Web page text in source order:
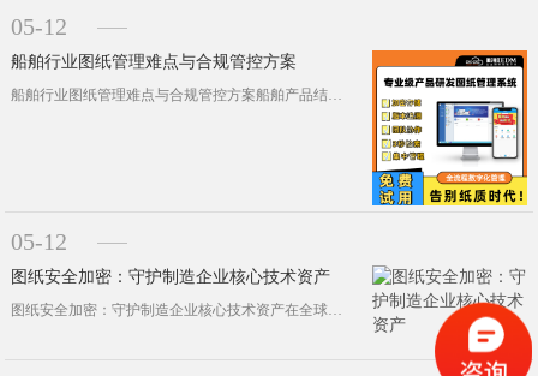
05-12
船舶行业图纸管理难点与合规管控方案
船舶行业图纸管理难点与合规管控方案船舶产品结构复杂、专业跨度大，设计图纸数量庞大，一艘船舶的设计图纸可达数万张，涵盖船体、轮机···
05-12
图纸安全加密：守护制造企业核心技术资产